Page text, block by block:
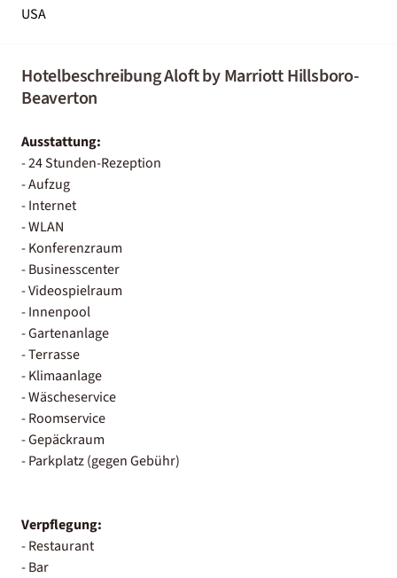
USA
Hotelbeschreibung Aloft by Marriott Hillsboro-
Beaverton
Ausstattung:
- 24 Stunden-Rezeption
- Aufzug
- Internet
- WLAN
- Konferenzraum
- Businesscenter
- Videospielraum
- Innenpool
- Gartenanlage
- Terrasse
- Klimaanlage
- Wäscheservice
- Roomservice
- Gepäckraum
- Parkplatz (gegen Gebühr)
Verpflegung:
- Restaurant
- Bar